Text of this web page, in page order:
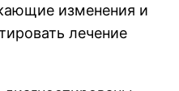
изменения и
лечение